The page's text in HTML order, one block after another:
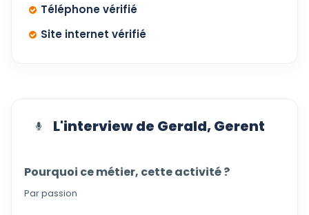
Téléphone vérifié
Site internet vérifié
L'interview de Gerald, Gerent
Pourquoi ce métier, cette activité ?
Par passion